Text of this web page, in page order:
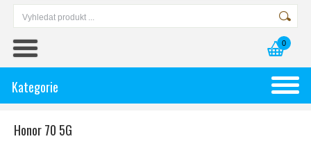
0
Kategorie
Honor 70 5G